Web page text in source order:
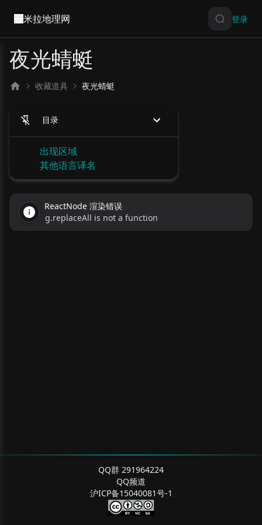
米拉地理网 登录
夜光蜻蜓
收藏道具 夜光蜻蜓
目录
出现区域
其他语言译名
ReactNode 渲染错误
g.replaceAll is not a function
QQ群 291964224
QQ频道
沪ICP备15040081号-1